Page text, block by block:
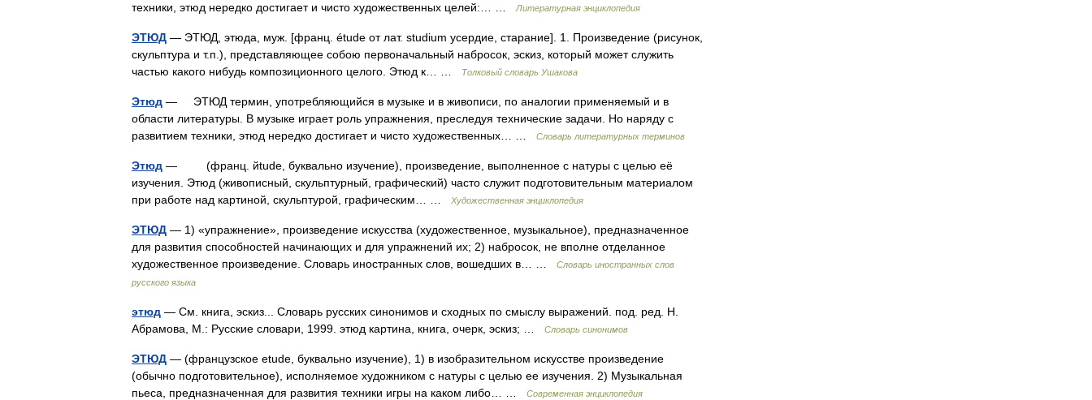
техники, этюд нередко достигает и чисто художественных целей:… …
Литературная энциклопедия
ЭТЮД — ЭТЮД, этюда, муж. [франц. étude от лат. studium усердие, старание]. 1. Произведение (рисунок,
скульптура и т.п.), представляющее собою первоначальный набросок, эскиз, который может служить
частью какого нибудь композиционного целого. Этюд к… …
Толковый словарь Ушакова
Этюд — ЭТЮД термин, употребляющийся в музыке и в живописи, по аналогии применяемый и в
области литературы. В музыке играет роль упражнения, преследуя технические задачи. Но наряду с
развитием техники, этюд нередко достигает и чисто художественных… …
Словарь литературных терминов
Этюд — (франц. йtude, буквально изучение), произведение, выполненное с натуры с целью её
изучения. Этюд (живописный, скульптурный, графический) часто служит подготовительным материалом
при работе над картиной, скульптурой, графическим… …
Художественная энциклопедия
ЭТЮД — 1) «упражнение», произведение искусства (художественное, музыкальное), предназначенное
для развития способностей начинающих и для упражнений их; 2) набросок, не вполне отделанное
художественное произведение. Словарь иностранных слов, вошедших в… …
Словарь иностранных слов
русского языка
этюд — См. книга, эскиз... Словарь русских синонимов и сходных по смыслу выражений. под. ред. Н.
Абрамова, М.: Русские словари, 1999. этюд картина, книга, очерк, эскиз; …
Словарь синонимов
ЭТЮД — (французское etude, буквально изучение), 1) в изобразительном искусстве произведение
(обычно подготовительное), исполняемое художником с натуры с целью ее изучения. 2) Музыкальная
пьеса, предназначенная для развития техники игры на каком либо… …
Современная энциклопедия